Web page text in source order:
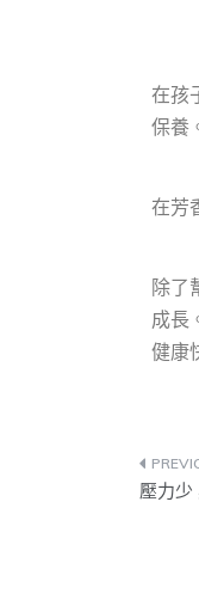
在孩
保養
在芳
除了
成長
健康
壓力少